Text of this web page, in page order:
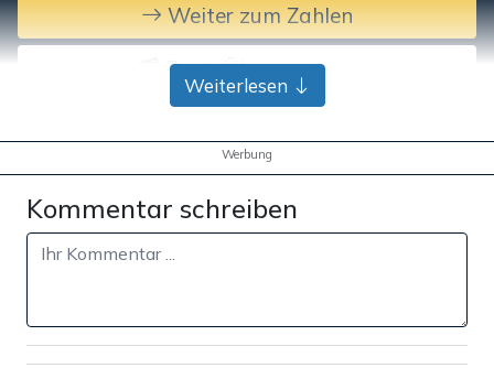
Weiter zum Zahlen
Bank-Überweisung
Weiterlesen
Werbung
Kommentar schreiben